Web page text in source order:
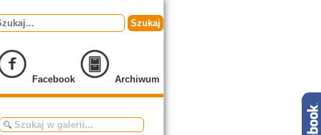
Szukaj
Archiwum
Facebook